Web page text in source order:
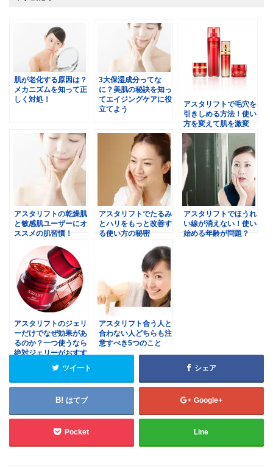
肌が老化する原因は？
メカニズムを知って正
しく対処！
3大保湿成分ってな
に？美肌の秘訣を知っ
てエイジングケアに役
立てよう
アスタリフトで毛穴を
引きしめる方法！使い
方を変えて肌を激変
アスタリフトの乾燥肌
と敏感肌ユーザーにオ
ススメの肌習慣！
アスタリフトでたるみ
とハリをもっと改善す
る使い方の秘密
アスタリフトでほうれ
い線が消えない！使い
始める年齢が問題？
アスタリフトのジェリ
ーだけでなぜ効果があ
るのか？一つ使うなら
絶対ジェリーがおすす
めって本当？
アスタリフト合う人と
合わない人どちらも注
意すべき5つのこと
ツイート シェア
はてブ Google+
Pocket Line